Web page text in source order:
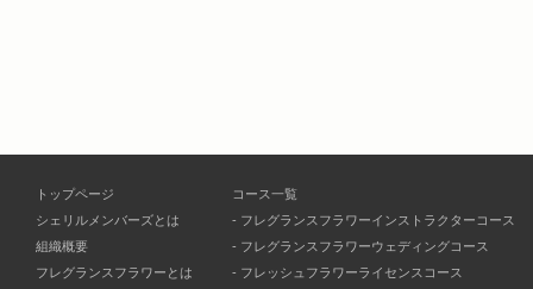
トップページ
シェリルメンバーズとは
組織概要
フレグランスフラワーとは
コース一覧
- フレグランスフラワーインストラクターコース
- フレグランスフラワーウェディングコース
- フレッシュフラワーライセンスコース